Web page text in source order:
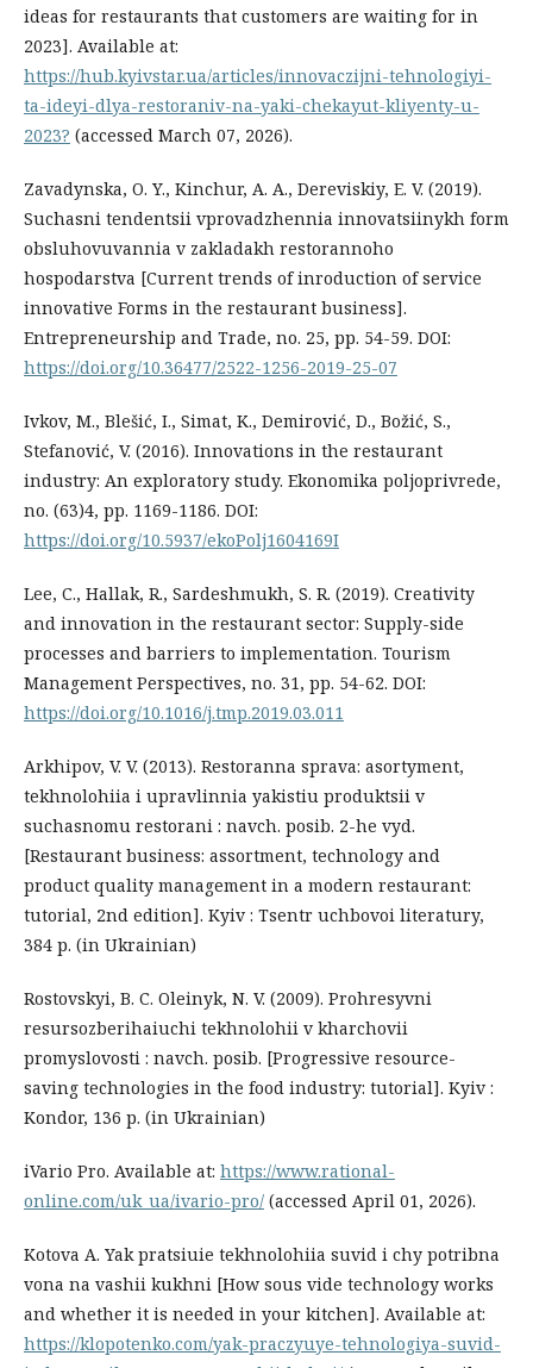
ideas for restaurants that customers are waiting for in
2023]. Available at:
https://hub.kyivstar.ua/articles/innovaczijni-tehnologiyi-
ta-ideyi-dlya-restoraniv-na-yaki-chekayut-kliyenty-u-
2023? (accessed March 07, 2026).
Zavadynska, O. Y., Kinchur, A. A., Dereviskiy, E. V. (2019).
Suchasni tendentsii vprovadzhennia innovatsiinykh form
obsluhovuvannia v zakladakh restorannoho
hospodarstva [Current trends of inroduction of service
innovative Forms in the restaurant business].
Entrepreneurship and Trade, no. 25, рр. 54-59. DOI:
https://doi.org/10.36477/2522-1256-2019-25-07
Ivkov, M., Blešić, I., Simat, K., Demirović, D., Božić, S.,
Stefanović, V. (2016). Innovations in the restaurant
industry: An exploratory study. Ekonomika poljoprivrede,
no. (63)4, pp. 1169-1186. DOI:
https://doi.org/10.5937/ekoPolj1604169I
Lee, C., Hallak, R., Sardeshmukh, S. R. (2019). Creativity
and innovation in the restaurant sector: Supply-side
processes and barriers to implementation. Tourism
Management Perspectives, no. 31, pp. 54-62. DOI:
https://doi.org/10.1016/j.tmp.2019.03.011
Arkhipov, V. V. (2013). Restoranna sprava: asortyment,
tekhnolohiia i upravlinnia yakistiu produktsii v
suchasnomu restorani : navch. posib. 2-he vyd.
[Restaurant business: assortment, technology and
product quality management in a modern restaurant:
tutorial, 2nd edition]. Kyiv : Tsentr uchbovoi literatury,
384 р. (in Ukrainian)
Rostovskyi, B. C. Oleinyk, N. V. (2009). Prohresyvni
resursozberihaiuchi tekhnolohii v kharchovii
promyslovosti : navch. posib. [Progressive resource-
saving technologies in the food industry: tutorial]. Kyiv :
Kondor, 136 р. (in Ukrainian)
iVario Pro. Available at: https://www.rational-
online.com/uk_ua/ivario-pro/ (accessed April 01, 2026).
Kotova A. Yak pratsiuie tekhnolohiia suvid i chy potribna
vona na vashii kukhni [How sous vide technology works
and whether it is needed in your kitchen]. Available at:
https://klopotenko.com/yak-praczyuye-tehnologiya-suvid-